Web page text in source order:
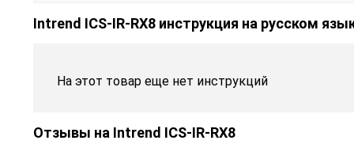
Intrend ICS-IR-RX8 инструкция на русском
На этот товар еще нет инструкций
Отзывы на Intrend ICS-IR-RX8